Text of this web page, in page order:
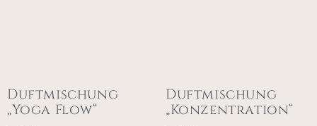
Duftmischung
„Yoga Flow“
Duftmischung
„Konzentration“